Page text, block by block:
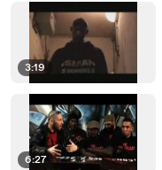
3:19
6:27